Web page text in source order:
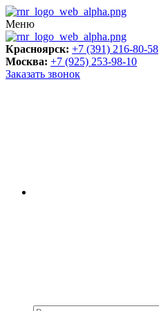
Меню
Красноярск: +7 (391) 216-80-58
Москва: +7 (925) 253-98-10
Заказать звонок